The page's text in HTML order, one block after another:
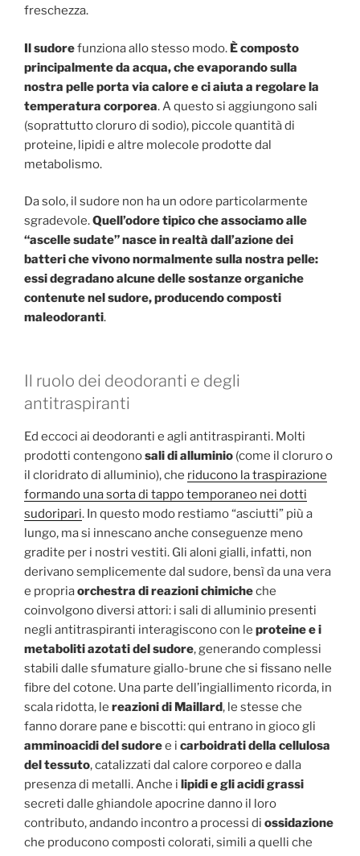
freschezza.
Il sudorefunziona allo stesso modo. È composto
principalmente da acqua, che evaporando sulla
nostra pelle porta via calore e ci aiuta a regolare la
temperatura corporea. A questo si aggiungono sali
(soprattutto cloruro di sodio), piccole quantità di
proteine, lipidi e altre molecole prodotte dal
metabolismo.
Da solo, il sudore non ha un odore particolarmente
sgradevole.Quell’odore tipico che associamo alle
“ascelle sudate” nasce in realtà dall’azione dei
batteri che vivono normalmente sulla nostra pelle:
essi degradano alcune delle sostanze organiche
contenute nel sudore, producendo composti
maleodoranti.
Il ruolo dei deodoranti e degli
antitraspiranti
Ed eccoci ai deodoranti e agli antitraspiranti. Molti
prodotti contengonosali di alluminio (come il cloruro o
il cloridrato di alluminio), che riducono la traspirazione
formando una sorta di tappo temporaneo nei dotti
sudoripari. In questo modo restiamo “asciutti” più a
lungo, ma si innescano anche conseguenze meno
gradite per i nostri vestiti. Gli aloni gialli, infatti, non
derivano semplicemente dal sudore, bensì da una vera
e propriaorchestra di reazioni chimicheche
coinvolgono diversi attori: i sali di alluminio presenti
negli antitraspiranti interagiscono con le proteine e i
metaboliti azotati del sudore, generando complessi
stabili dalle sfumature giallo-brune che si fissano nelle
fibre del cotone. Una parte dell’ingiallimento ricorda, in
scala ridotta, le reazioni di Maillard, le stesse che
fanno dorare pane e biscotti: qui entrano in gioco gli
amminoacidi del sudoree i carboidrati della cellulosa
del tessuto, catalizzati dal calore corporeo e dalla
presenza di metalli. Anche i lipidi e gli acidi grassi
secreti dalle ghiandole apocrine danno il loro
contributo, andando incontro a processi di ossidazione
che producono composti colorati, simili a quelli che